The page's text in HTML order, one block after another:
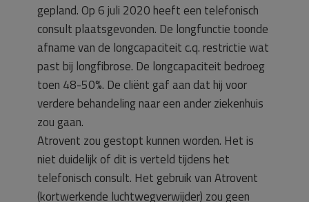
gepland. Op 6 juli 2020 heeft een telefonisch
consult plaatsgevonden. De longfunctie toonde
afname van de longcapaciteit c.q. restrictie wat
past bij longfibrose. De longcapaciteit bedroeg
toen 48-50%. De cliënt gaf aan dat hij voor
verdere behandeling naar een ander ziekenhuis
zou gaan.
Atrovent zou gestopt kunnen worden. Het is
niet duidelijk of dit is verteld tijdens het
telefonisch consult. Het gebruik van Atrovent
(kortwerkende luchtwegverwijder) zou geen